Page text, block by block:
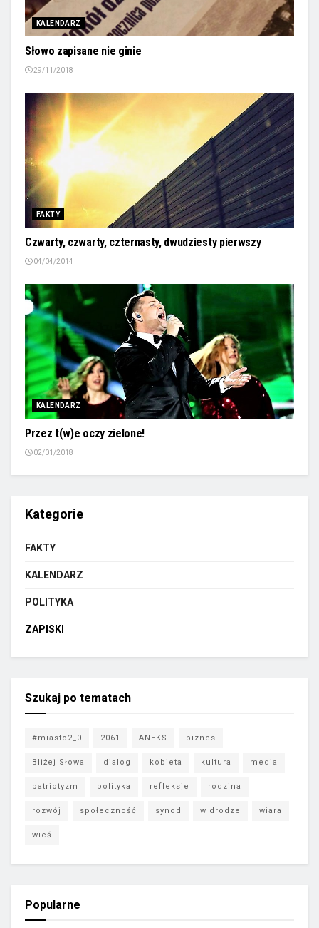
KALENDARZ
Słowo zapisane nie ginie
29/11/2018
FAKTY
Czwarty, czwarty, czternasty, dwudziesty pierwszy
04/04/2014
KALENDARZ
Przez t(w)e oczy zielone!
02/01/2018
Kategorie
FAKTY
KALENDARZ
POLITYKA
ZAPISKI
Szukaj po tematach
#miasto2_0 2061 ANEKS biznes
Bliżej Słowa dialog kobieta kultura media
patriotyzm polityka refleksje rodzina
rozwój społeczność synod w drodze wiara
wieś
Popularne